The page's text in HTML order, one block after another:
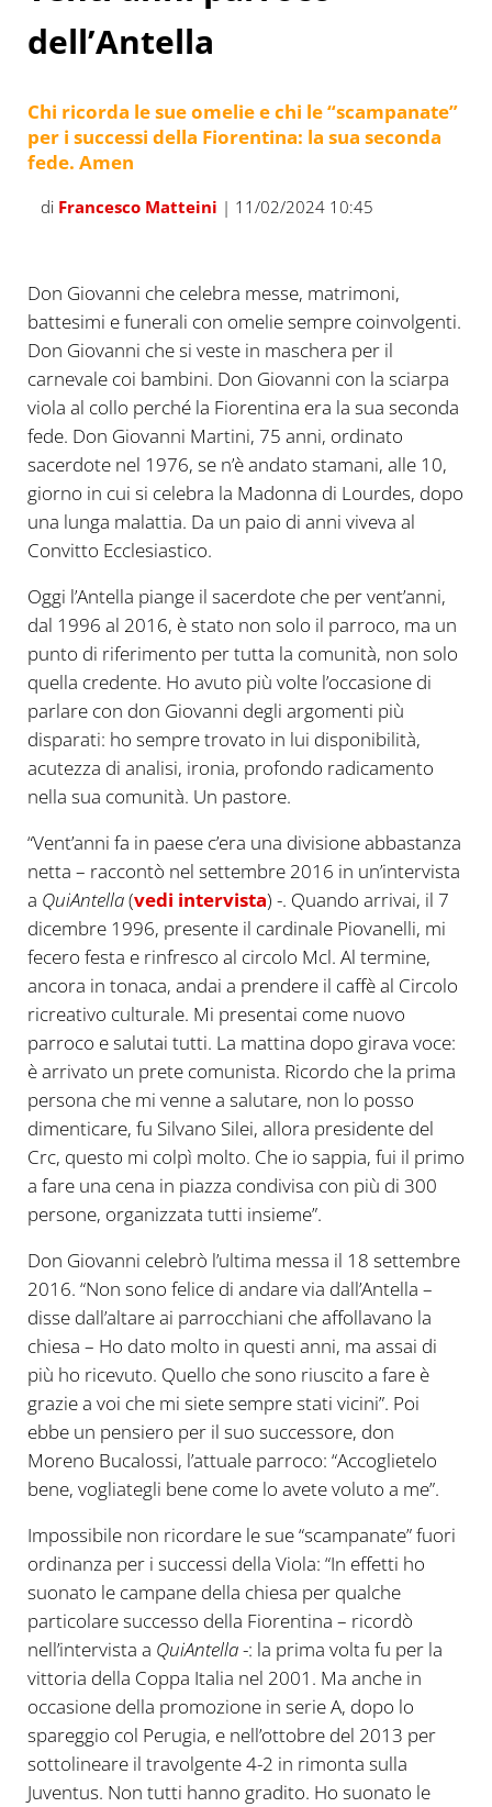
dell’Antella
Chi ricorda le sue omelie e chi le “scampanate”
per i successi della Fiorentina: la sua seconda
fede. Amen
di Francesco Matteini | 11/02/2024 10:45
Don Giovanni che celebra messe, matrimoni,
battesimi e funerali con omelie sempre coinvolgenti.
Don Giovanni che si veste in maschera per il
carnevale coi bambini. Don Giovanni con la sciarpa
viola al collo perché la Fiorentina era la sua seconda
fede. Don Giovanni Martini, 75 anni, ordinato
sacerdote nel 1976, se n’è andato stamani, alle 10,
giorno in cui si celebra la Madonna di Lourdes, dopo
una lunga malattia. Da un paio di anni viveva al
Convitto Ecclesiastico.
Oggi l’Antella piange il sacerdote che per vent’anni,
dal 1996 al 2016, è stato non solo il parroco, ma un
punto di riferimento per tutta la comunità, non solo
quella credente. Ho avuto più volte l’occasione di
parlare con don Giovanni degli argomenti più
disparati: ho sempre trovato in lui disponibilità,
acutezza di analisi, ironia, profondo radicamento
nella sua comunità. Un pastore.
“Vent’anni fa in paese c’era una divisione abbastanza
netta – raccontò nel settembre 2016 in un’intervista
a QuiAntella(vedi intervista) -. Quando arrivai, il 7
dicembre 1996, presente il cardinale Piovanelli, mi
fecero festa e rinfresco al circolo Mcl. Al termine,
ancora in tonaca, andai a prendere il caffè al Circolo
ricreativo culturale. Mi presentai come nuovo
parroco e salutai tutti. La mattina dopo girava voce:
è arrivato un prete comunista. Ricordo che la prima
persona che mi venne a salutare, non lo posso
dimenticare, fu Silvano Silei, allora presidente del
Crc, questo mi colpì molto. Che io sappia, fui il primo
a fare una cena in piazza condivisa con più di 300
persone, organizzata tutti insieme”.
Don Giovanni celebrò l’ultima messa il 18 settembre
2016. “Non sono felice di andare via dall’Antella –
disse dall’altare ai parrocchiani che affollavano la
chiesa – Ho dato molto in questi anni, ma assai di
più ho ricevuto. Quello che sono riuscito a fare è
grazie a voi che mi siete sempre stati vicini”. Poi
ebbe un pensiero per il suo successore, don
Moreno Bucalossi, l’attuale parroco: “Accoglietelo
bene, vogliategli bene come lo avete voluto a me”.
Impossibile non ricordare le sue “scampanate” fuori
ordinanza per i successi della Viola: “In effetti ho
suonato le campane della chiesa per qualche
particolare successo della Fiorentina – ricordò
nell’intervista a QuiAntella-: la prima volta fu per la
vittoria della Coppa Italia nel 2001. Ma anche in
occasione della promozione in serie A, dopo lo
spareggio col Perugia, e nell’ottobre del 2013 per
sottolineare il travolgente 4-2 in rimonta sulla
Juventus. Non tutti hanno gradito. Ho suonato le